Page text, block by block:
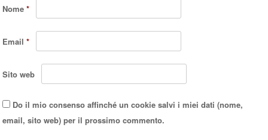
Nome*
Email*
Sito web
Do il mio consenso affinché un cookie salvi i miei dati (nome,
email, sito web) per il prossimo commento.